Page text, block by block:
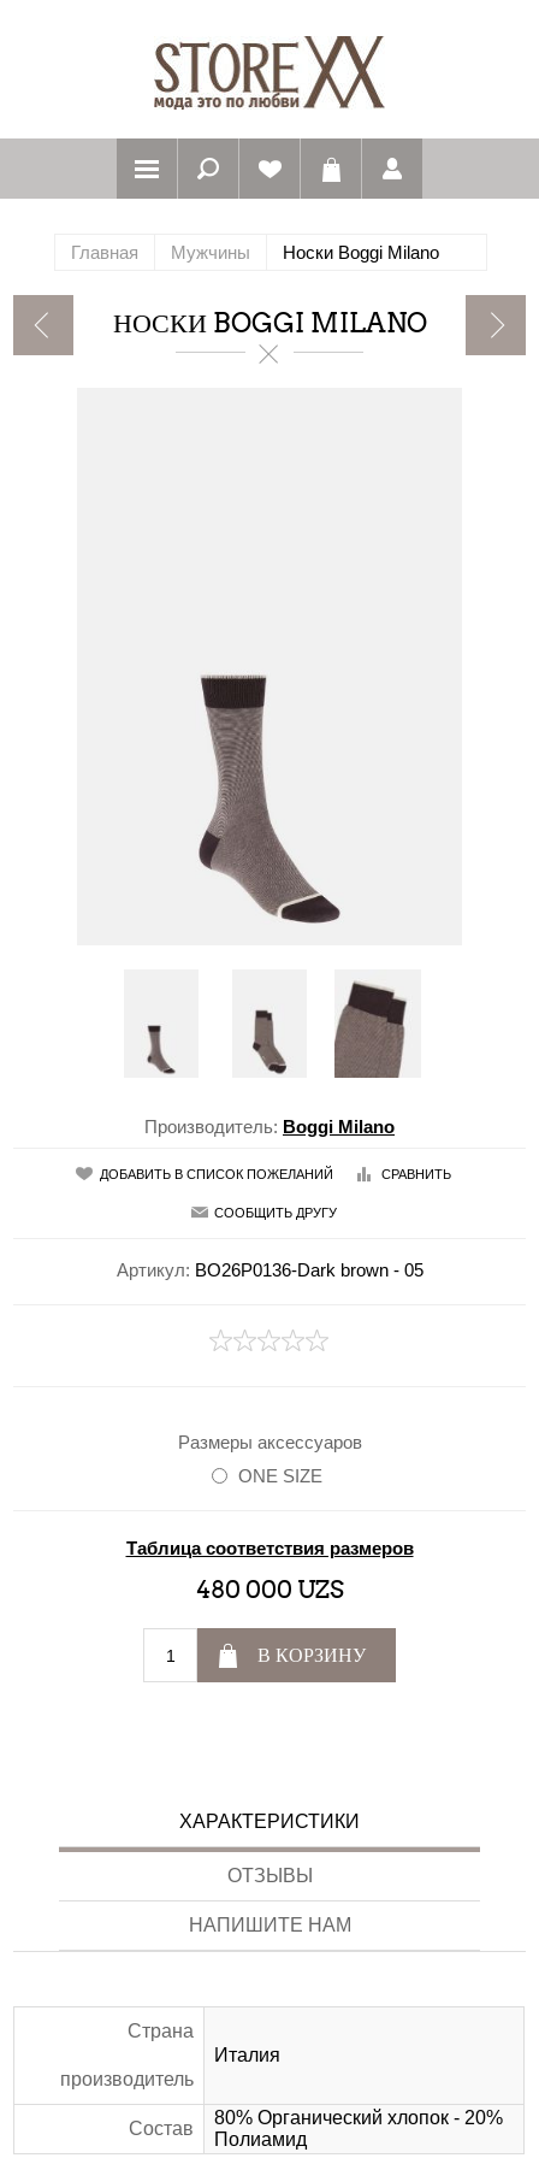
Главная Мужчины Носки Boggi Milano
НОСКИ BOGGI MILANO
Производитель: Boggi Milano
ДОБАВИТЬ В СПИСОК ПОЖЕЛАНИЙ СРАВНИТЬ
СООБЩИТЬ ДРУГУ
Артикул: BO26P0136-Dark brown - 05
Размеры аксессуаров
ONE SIZE
Таблица соответствия размеров
480 000 UZS
В КОРЗИНУ
ХАРАКТЕРИСТИКИ
ОТЗЫВЫ
НАПИШИТЕ НАМ
Страна
производитель
Италия
Состав
80% Органический хлопок - 20%
Полиамид